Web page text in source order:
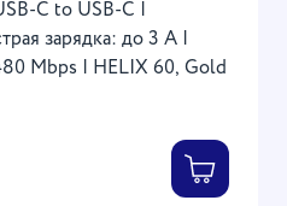
C to USB-C |
зарядка: до 3 A |
Mbps | HELIX 60, Gold